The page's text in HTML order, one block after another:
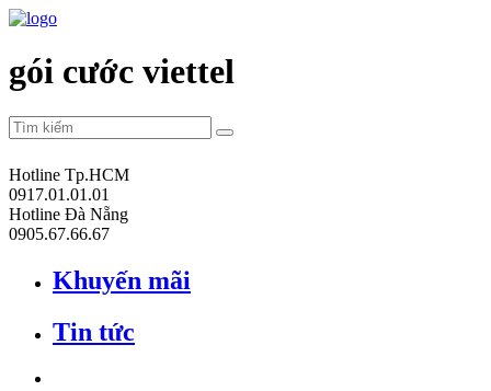
gói cước viettel
Hotline Tp.HCM
0917.01.01.01
Hotline Đà Nẵng
0905.67.66.67
Khuyến mãi
Tin tức